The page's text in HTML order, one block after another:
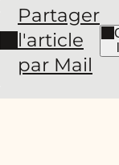
Partager
l'article
par Mail